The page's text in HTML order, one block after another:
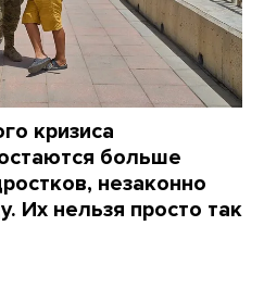
кризиса
больше
незаконно
Их нельзя просто так